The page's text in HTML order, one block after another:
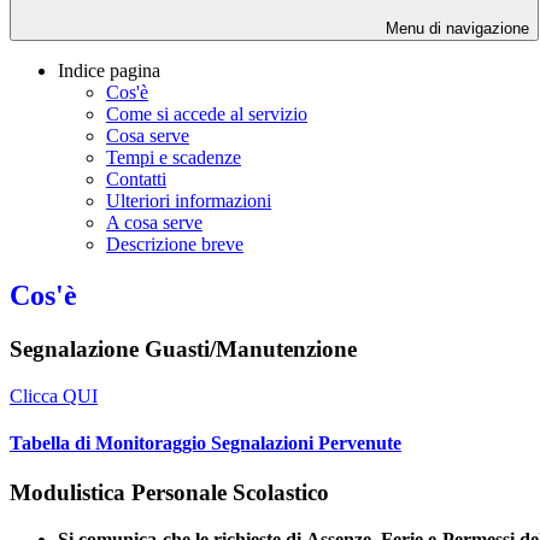
Menu di navigazione
Indice pagina
Cos'è
Come si accede al servizio
Cosa serve
Tempi e scadenze
Contatti
Ulteriori informazioni
A cosa serve
Descrizione breve
Cos'è
Segnalazione Guasti/Manutenzione
Clicca QUI
Tabella di Monitoraggio Segnalazioni Pervenute
Modulistica Personale Scolastico